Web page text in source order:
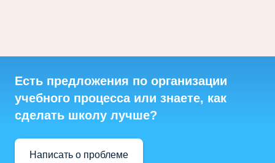
Есть предложения по организации
учебного процесса или знаете, как
сделать школу лучше?
Написать о проблеме